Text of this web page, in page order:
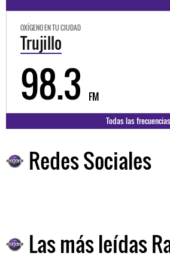
OXÍGENO EN TU CIUDAD
Trujillo
98.3 FM
Todas las frecuencias
Redes Sociales
Las más leídas